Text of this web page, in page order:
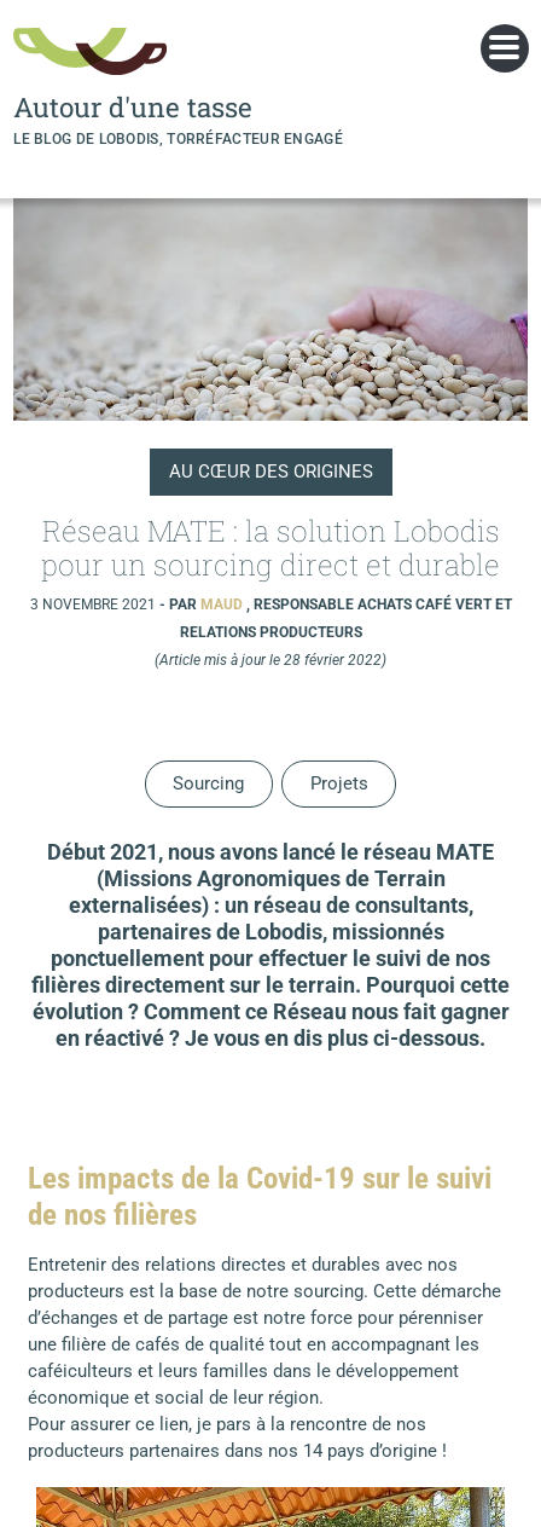
Autour d'une tasse
LE BLOG DE LOBODIS, TORRÉFACTEUR ENGAGÉ
AU CŒUR DES ORIGINES
Réseau MATE : la solution Lobodis
pour un sourcing direct et durable
3 NOVEMBRE 2021 - PAR MAUD , RESPONSABLE ACHATS CAFÉ VERT ET
RELATIONS PRODUCTEURS
(Article mis à jour le 28 février 2022)
Sourcing Projets
Début 2021, nous avons lancé le réseau MATE
(Missions Agronomiques de Terrain
externalisées) : un réseau de consultants,
partenaires de Lobodis, missionnés
ponctuellement pour effectuer le suivi de nos
filières directement sur le terrain. Pourquoi cette
évolution ? Comment ce Réseau nous fait gagner
en réactivé ? Je vous en dis plus ci-dessous.
Les impacts de la Covid-19 sur le suivi
de nos filières
Entretenir des relations directes et durables avec nos
producteurs est la base de notre sourcing. Cette démarche
d’échanges et de partage est notre force pour pérenniser
une filière de cafés de qualité tout en accompagnant les
caféiculteurs et leurs familles dans le développement
économique et social de leur région.
Pour assurer ce lien, je pars à la rencontre de nos
producteurs partenaires dans nos 14 pays d’origine !